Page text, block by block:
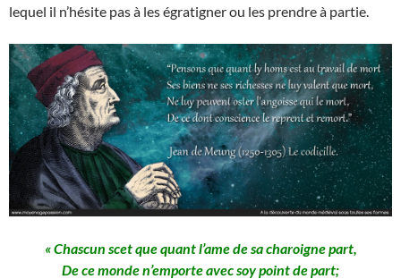
lequel il n’hésite pas à les égratigner ou les prendre à partie.
« Chascun scet que quant l’ame de sa charoigne part,
De ce monde n’emporte avec soy point de part;